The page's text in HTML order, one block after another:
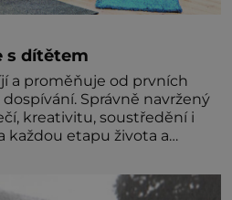
s dítětem
a proměňuje od prvních
Správně navržený
kreativitu, soustředění i
každou etapu života a
a bezpečí, proto by pokoj
klidně a útulně.